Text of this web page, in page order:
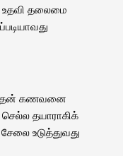
உதவி தலைமை
தன் கணவனை
தயாராகிக்
உடுத்துவது